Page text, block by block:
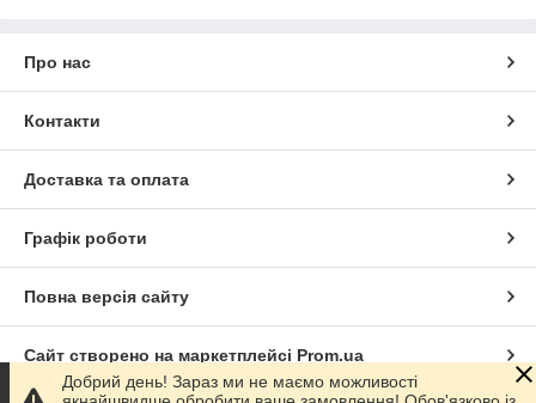
Про нас
Контакти
Доставка та оплата
Графік роботи
Повна версія сайту
Сайт створено на маркетплейсі Prom.ua
Добрий день! Зараз ми не маємо можливості